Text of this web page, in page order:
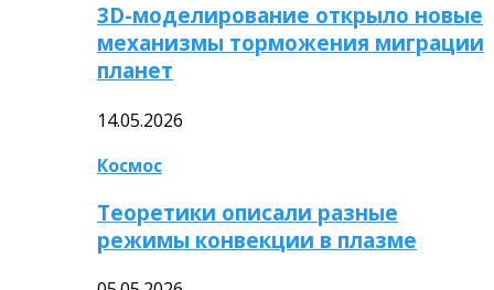
3D-моделирование открыло новые
механизмы торможения миграции
планет
14.05.2026
Космос
Теоретики описали разные
режимы конвекции в плазме